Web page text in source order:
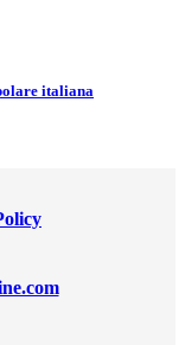
italiana